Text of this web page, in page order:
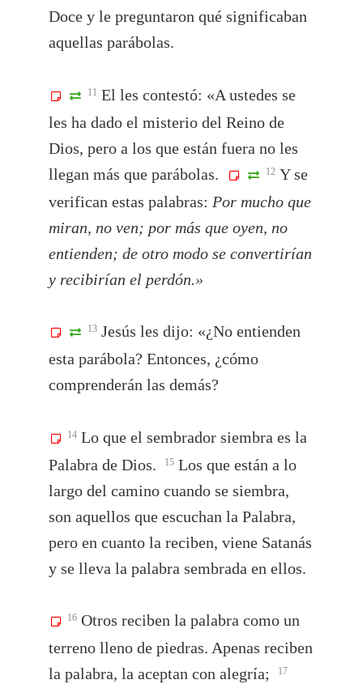
Doce y le preguntaron qué significaban
aquellas parábolas.
11 El les contestó: «A ustedes se
les ha dado el misterio del Reino de
Dios, pero a los que están fuera no les
llegan más que parábolas.
12 Y se
verifican estas palabras: Por mucho que
miran, no ven; por más que oyen, no
entienden; de otro modo se convertirían
y recibirían el perdón.»
13 Jesús les dijo: «¿No entienden
esta parábola? Entonces, ¿cómo
comprenderán las demás?
14 Lo que el sembrador siembra es la
Palabra de Dios.
15 Los que están a lo
largo del camino cuando se siembra,
son aquellos que escuchan la Palabra,
pero en cuanto la reciben, viene Satanás
y se lleva la palabra sembrada en ellos.
16 Otros reciben la palabra como un
terreno lleno de piedras. Apenas reciben
la palabra, la aceptan con alegría;
17